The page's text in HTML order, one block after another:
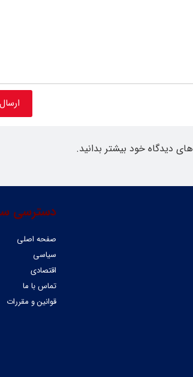
دیدگاه خود بیشتر بدانید.
دسترسی
صفحه اصلی
سیاسی
اقتصادی
تماس با ما
قوانین و مقررات